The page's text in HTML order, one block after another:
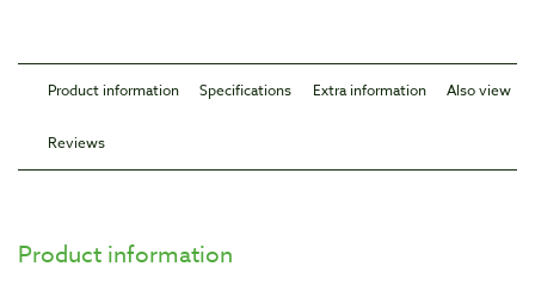
Product information Specifications Extra information Also view
Reviews
Product information